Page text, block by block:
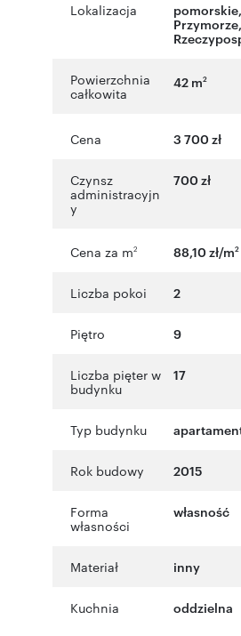
Lokalizacja pomorskie,
Przymorze,
Powierzchnia
całkowita
42 m2
Cena 3 700 zł
Czynsz
administracyjn
y
700 zł
Cena za m2 88,10 zł/m2
Liczba pokoi 2
Piętro 9
Liczba pięter w
budynku
17
Typ budynku
Rok budowy 2015
Forma
własności
własność
Materiał inny
Kuchnia oddzielna